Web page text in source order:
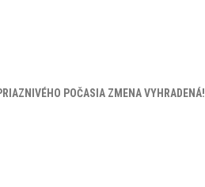
POČASIA ZMENA VYHRADENÁ!